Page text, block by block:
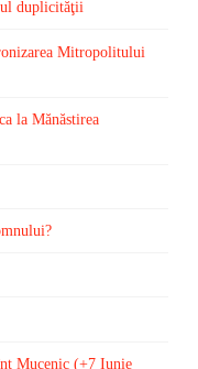
duplicităţii
Mitropolitului
la Mănăstirea
Mucenic (+7 Iunie